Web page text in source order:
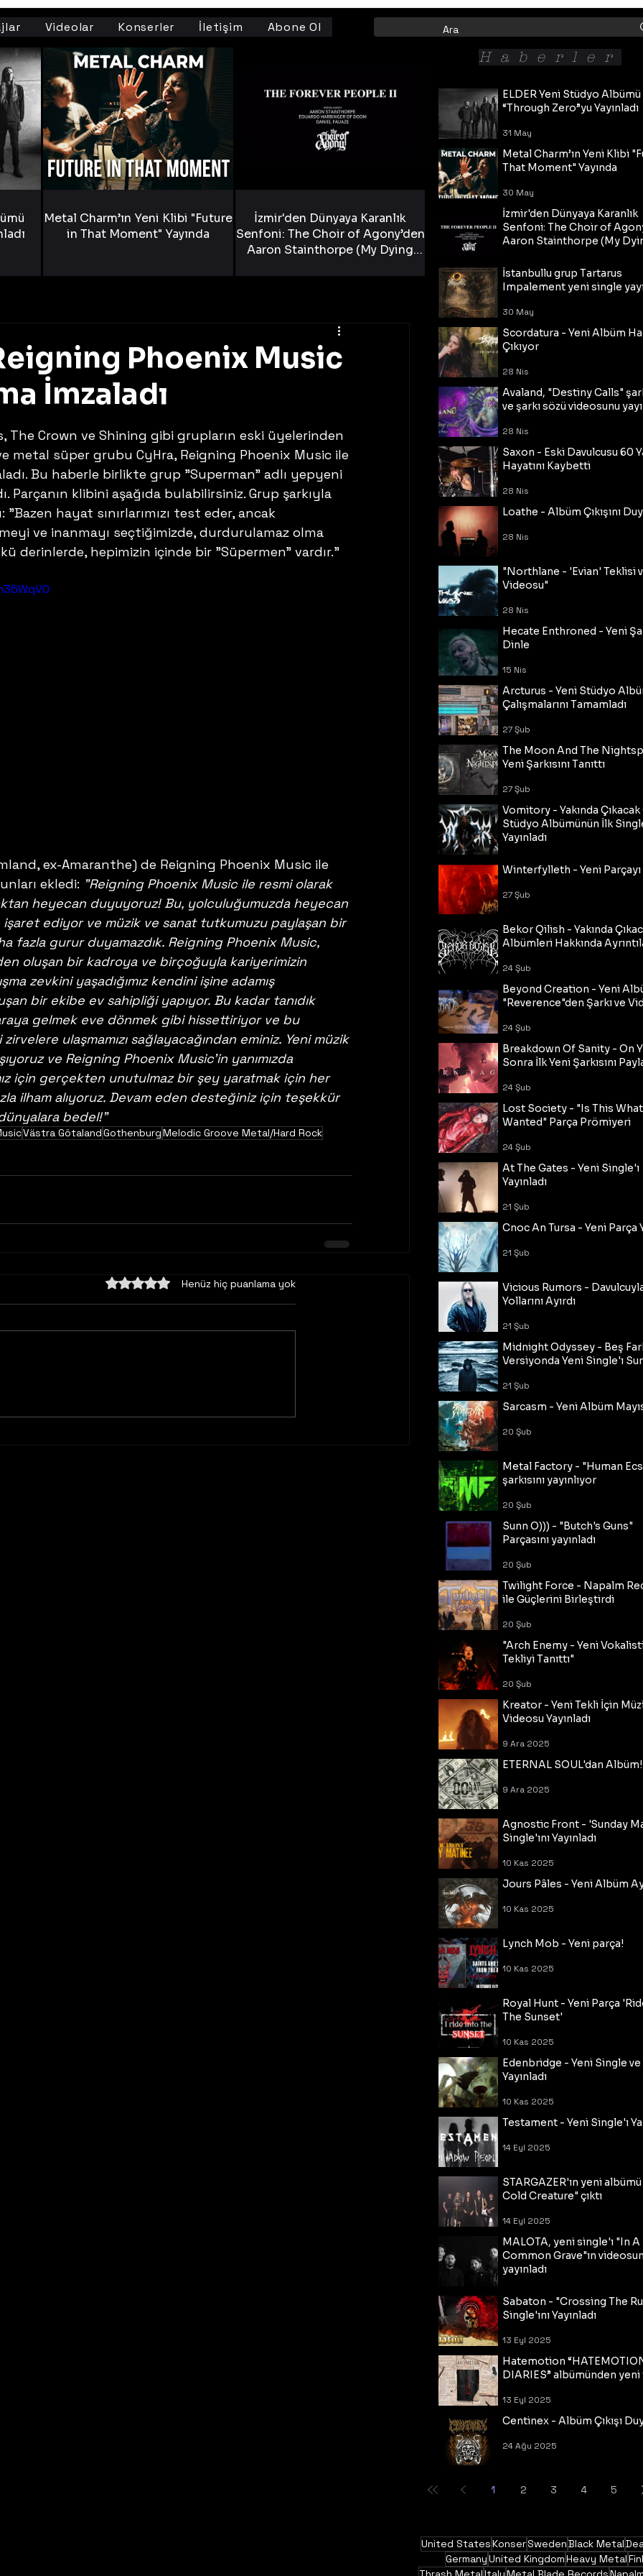
Videolar Konserler İletişim Abone Ol
Phoenix Music
İmzaladı
The Crown ve Shining gibi grupların eski üyelerinden
metal süper grubu CyHra, Reigning Phoenix Music ile
Bu haberle birlikte grup "Superman" adlı yepyeni
Parçanın klibini aşağıda bulabilirsiniz. Grup şarkıyla
hayat sınırlarımızı test eder, ancak
ve inanmayı seçtiğimizde, durdurulamaz olma
derinlerde, hepimizin içinde bir "Süpermen" vardır."
ex-Amaranthe) de Reigning Phoenix Music ile
ekledi: "Reigning Phoenix Music ile resmi olarak
heyecan duyuyoruz! Bu, yolculuğumuzda heyecan
ediyor ve müzik ve sanat tutkumuzu paylaşan bir
fazla gurur duyamazdık. Reigning Phoenix Music,
oluşan bir kadroya ve birçoğuyla kariyerimizin
zevkini yaşadığımız kendini işine adamış
bir ekibe ev sahipliği yapıyor. Bu kadar tanıdık
gelmek eve dönmek gibi hissettiriyor ve bu
ulaşmamızı sağlayacağından eminiz. Yeni müzik
ve Reigning Phoenix Music'in yanımızda
için gerçekten unutulmaz bir şey yaratmak için her
ilham alıyoruz. Devam eden desteğiniz için teşekkür
bedel!"
Västra GötalandGothenburgMelodic Groove Metal/Hard Rock
5 üzerinden 0 yıldızHenüz hiç puanlama yok
Metal Charm’ın Yeni Klibi "Future
in That Moment" Yayında
İzmir'den Dünyaya Karanlık
Senfoni: The Choir of Agony’den
Aaron Stainthorpe (My Dying
ELDER Yeni Stüdyo Albümü
“Through Zero”yu Yayınladı
31 May
Metal Charm’ın Yeni Klibi
That Moment" Yayında
30 May
İzmir'den Dünyaya Karanlık
Senfoni: The Choir of
Aaron Stainthorpe (My
Tekli!
30 May
İstanbullu grup Tartarus
Impalement yeni single
30 May
Scordatura - Yeni Albüm
Çıkıyor
28 Nis
Avaland, "Destiny Calls"
ve şarkı sözü videosunu
28 Nis
Saxon - Eski Davulcusu 60
Hayatını Kaybetti
28 Nis
Loathe - Albüm Çıkışını
28 Nis
"Northlane - 'Evian' Teklisi
Videosu"
28 Nis
Hecate Enthroned - Yeni
Dinle
15 Nis
Arcturus - Yeni Stüdyo
Çalışmalarını Tamamladı
27 Şub
The Moon And The
Yeni Şarkısını Tanıttı
27 Şub
Vomitory - Yakında
Stüdyo Albümünün İlk
Yayınladı
Winterfylleth - Yeni Parçayı
27 Şub
Bekor Qilish - Yakında
Albümleri Hakkında
24 Şub
Beyond Creation - Yeni
"Reverence"den Şarkı ve
24 Şub
Breakdown Of Sanity - On
Sonra İlk Yeni Şarkısını
24 Şub
Lost Society - "Is This
Wanted" Parça Prömiyeri
24 Şub
At The Gates - Yeni Single'ı
Yayınladı
21 Şub
Cnoc An Tursa - Yeni Parça
21 Şub
Vicious Rumors -
Yollarını Ayırdı
21 Şub
Midnight Odyssey - Beş
Versiyonda Yeni Single'ı
21 Şub
Sarcasm - Yeni Albüm
20 Şub
Metal Factory - "Human
şarkısını yayınlıyor
20 Şub
Sunn O))) - "Butch's Guns"
Parçasını yayınladı
20 Şub
Twilight Force - Napalm
ile Güçlerini Birleştirdi
20 Şub
"Arch Enemy - Yeni
Tekliyi Tanıttı"
20 Şub
Kreator - Yeni Tekli İçin
Videosu Yayınladı
9 Ara 2025
ETERNAL SOUL'dan Albüm!
9 Ara 2025
Agnostic Front - 'Sunday
Single'ını Yayınladı
10 Kas 2025
Jours Pâles - Yeni Albüm
10 Kas 2025
Lynch Mob - Yeni parça!
10 Kas 2025
Royal Hunt - Yeni Parça
The Sunset'
10 Kas 2025
Edenbridge - Yeni Single
Yayınladı
10 Kas 2025
Testament - Yeni Single'ı
14 Eyl 2025
STARGAZER'ın yeni
Cold Creature" çıktı
14 Eyl 2025
MALOTA, yeni single'ı "In A
Common Grave"ın
yayınladı
Sabaton - "Crossing The
Single'ını Yayınladı
13 Eyl 2025
Hatemotion
DIARIES” albümünden
13 Eyl 2025
Centinex - Albüm Çıkışı
24 Ağu 2025
1 2 3 4 5
United StatesKonserSwedenBlack Metal
GermanyUnited KingdomHeavy Metal
Haberler